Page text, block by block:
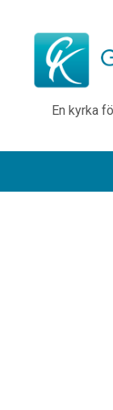
En kyrka